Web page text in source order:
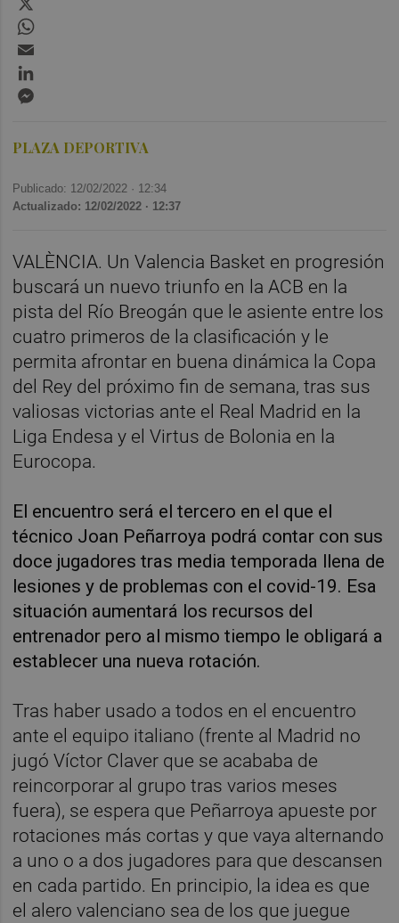
PLAZA DEPORTIVA
Publicado: 12/02/2022 · 12:34
Actualizado: 12/02/2022 · 12:37
VALÈNCIA. Un Valencia Basket en progresión
buscará un nuevo triunfo en la ACB en la
pista del Río Breogán que le asiente entre los
cuatro primeros de la clasificación y le
permita afrontar en buena dinámica la Copa
del Rey del próximo fin de semana, tras sus
valiosas victorias ante el Real Madrid en la
Liga Endesa y el Virtus de Bolonia en la
Eurocopa.
El encuentro será el tercero en el que el
técnico Joan Peñarroya podrá contar con sus
doce jugadores tras media temporada llena de
lesiones y de problemas con el covid-19. Esa
situación aumentará los recursos del
entrenador pero al mismo tiempo le obligará a
establecer una nueva rotación.
Tras haber usado a todos en el encuentro
ante el equipo italiano (frente al Madrid no
jugó Víctor Claver que se acababa de
reincorporar al grupo tras varios meses
fuera), se espera que Peñarroya apueste por
rotaciones más cortas y que vaya alternando
a uno o a dos jugadores para que descansen
en cada partido. En principio, la idea es que
el alero valenciano sea de los que juegue